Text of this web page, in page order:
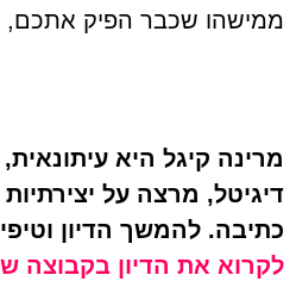
ממישהו שכבר הפיק אתכם,
מרינה קיגל היא
דיגיטל, מרצה על
כתיבה. להמשך הדיון
לקרוא את הדיון בקבוצה